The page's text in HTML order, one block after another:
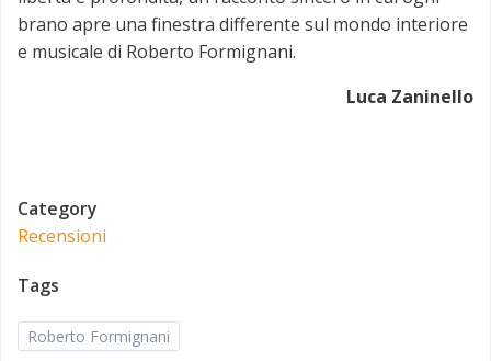
brano apre una finestra differente sul mondo interiore
e musicale di Roberto Formignani.
Luca Zaninello
Category
Recensioni
Tags
Roberto Formignani